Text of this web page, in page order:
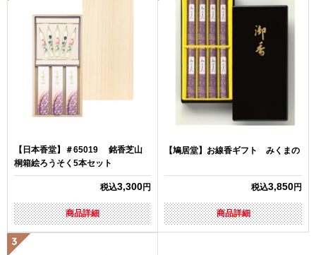
【日本香堂】＃65019 銘香芝山
桐箱絵ろうそく5本セット
税込3,300円
商品詳細
【鳩居堂】お線香ギフト みくまの
税込3,850円
商品詳細